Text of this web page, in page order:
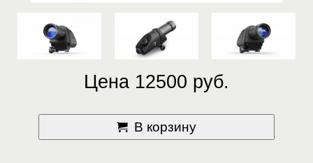
Цена 12500 руб.
В корзину